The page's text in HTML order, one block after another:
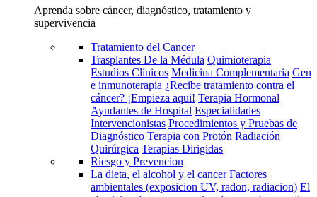
Aprenda sobre cáncer, diagnóstico, tratamiento y
supervivencia
Tratamiento del Cancer
Trasplantes De la Médula Quimioterapia
Estudios Clínicos Medicina Complementaria Gen
e inmunoterapia ¿Recibe tratamiento contra el
cáncer? ¡Empieza aqui! Terapia Hormonal
Ayudantes de Hospital Especialidades
Intervencionistas Procedimientos y Pruebas de
Diagnóstico Terapia con Protón Radiación
Quirúrgica Terapias Dirigidas
Riesgo y Prevencion
La dieta, el alcohol y el cancer Factores
ambientales (exposicion UV, radon, radiacion) El